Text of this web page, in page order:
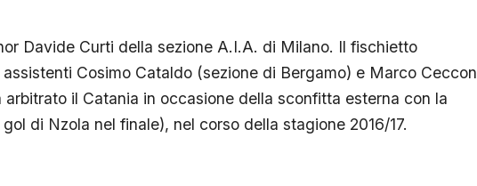
Davide Curti della sezione A.I.A. di Milano. Il fischietto
Cosimo Cataldo (sezione di Bergamo) e Marco Ceccon
il Catania in occasione della sconfitta esterna con la
di Nzola nel finale), nel corso della stagione 2016/17.